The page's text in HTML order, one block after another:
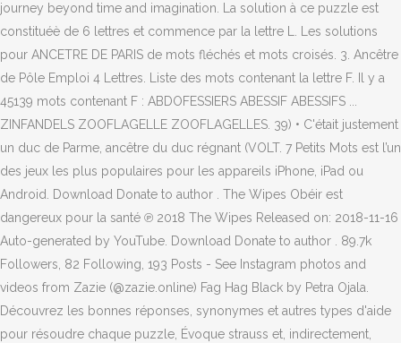
journey beyond time and imagination. La solution à ce puzzle est
constituéè de 6 lettres et commence par la lettre L. Les solutions
pour ANCETRE DE PARIS de mots fléchés et mots croisés. 3. Ancêtre
de Pôle Emploi 4 Lettres. Liste des mots contenant la lettre F. Il y a
45139 mots contenant F : ABDOFESSIERS ABESSIF ABESSIFS ...
ZINFANDELS ZOOFLAGELLE ZOOFLAGELLES. 39) • C'était justement
un duc de Parme, ancêtre du duc régnant (VOLT. 7 Petits Mots est l’un
des jeux les plus populaires pour les appareils iPhone, iPad ou
Android. Download Donate to author . The Wipes Obéir est
dangereux pour la santé ℗ 2018 The Wipes Released on: 2018-11-16
Auto-generated by YouTube. Download Donate to author . 89.7k
Followers, 82 Following, 193 Posts - See Instagram photos and
videos from Zazie (@zazie.online) Fag Hag Black by Petra Ojala.
Découvrez les bonnes réponses, synonymes et autres types d'aide
pour résoudre chaque puzzle, Évoque strauss et, indirectement,